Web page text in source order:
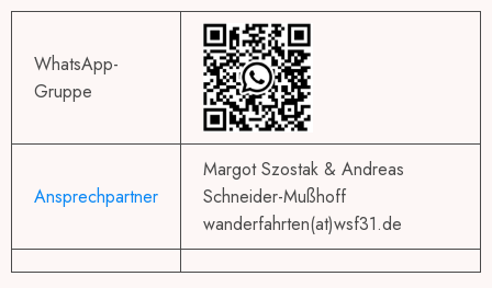
WhatsApp-
Gruppe
Ansprechpartner
Margot Szostak & Andreas
Schneider-Mußhoff
wanderfahrten(at)wsf31.de